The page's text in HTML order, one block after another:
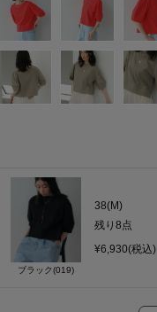
ブラック(019)
38(M)
残り 8点
¥6,930(税込)